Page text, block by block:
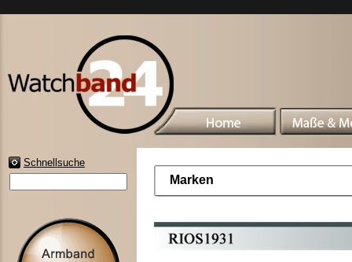
Schnellsuche
Marken